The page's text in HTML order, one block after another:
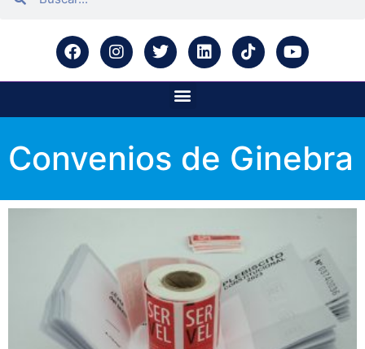
Convenios de Ginebra